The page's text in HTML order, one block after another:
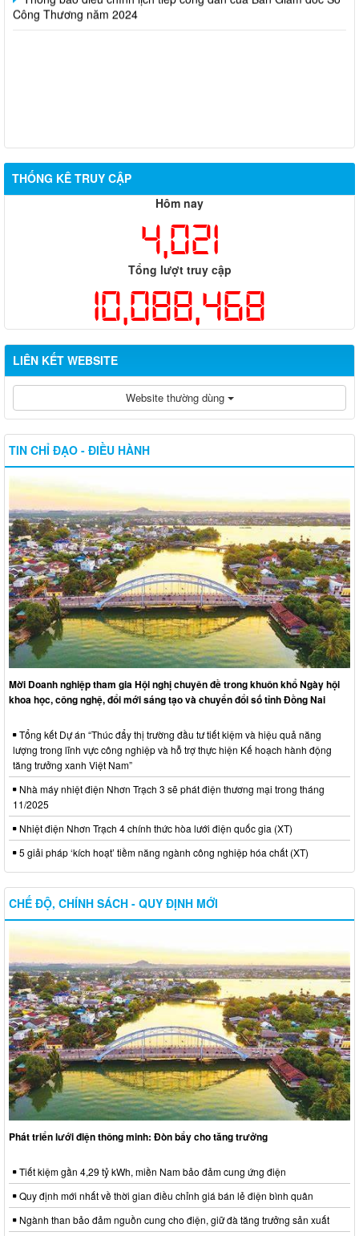
Công Thương năm 2024
THỐNG KÊ TRUY CẬP
Hôm nay
4,021
Tổng lượt truy cập
10,088,468
LIÊN KẾT WEBSITE
Website thường dùng
TIN CHỈ ĐẠO - ĐIỀU HÀNH
Mời Doanh nghiệp tham gia Hội nghị chuyên đề trong khuôn khổ Ngày hội
khoa học, công nghệ, đổi mới sáng tạo và chuyển đổi số tỉnh Đồng Nai
Tổng kết Dự án “Thúc đẩy thị trường đầu tư tiết kiệm và hiệu quả năng
lượng trong lĩnh vực công nghiệp và hỗ trợ thực hiện Kế hoạch hành động
tăng trưởng xanh Việt Nam”
Nhà máy nhiệt điện Nhơn Trạch 3 sẽ phát điện thương mại trong tháng
11/2025
Nhiệt điện Nhơn Trạch 4 chính thức hòa lưới điện quốc gia (XT)
5 giải pháp ‘kích hoạt’ tiềm năng ngành công nghiệp hóa chất (XT)
CHẾ ĐỘ, CHÍNH SÁCH - QUY ĐỊNH MỚI
Phát triển lưới điện thông minh: Đòn bẩy cho tăng trưởng
Tiết kiệm gần 4,29 tỷ kWh, miền Nam bảo đảm cung ứng điện
Quy định mới nhất về thời gian điều chỉnh giá bán lẻ điện bình quân
Ngành than bảo đảm nguồn cung cho điện, giữ đà tăng trưởng sản xuất